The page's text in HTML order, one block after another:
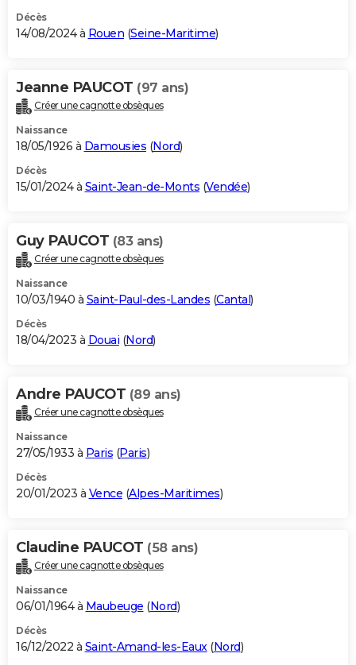
Décès
14/08/2024 à Rouen (Seine-Maritime)
Jeanne PAUCOT (97 ans)
Créer une cagnotte obsèques
Naissance
18/05/1926 à Damousies (Nord)
Décès
15/01/2024 à Saint-Jean-de-Monts (Vendée)
Guy PAUCOT (83 ans)
Créer une cagnotte obsèques
Naissance
10/03/1940 à Saint-Paul-des-Landes (Cantal)
Décès
18/04/2023 à Douai (Nord)
Andre PAUCOT (89 ans)
Créer une cagnotte obsèques
Naissance
27/05/1933 à Paris (Paris)
Décès
20/01/2023 à Vence (Alpes-Maritimes)
Claudine PAUCOT (58 ans)
Créer une cagnotte obsèques
Naissance
06/01/1964 à Maubeuge (Nord)
Décès
16/12/2022 à Saint-Amand-les-Eaux(Nord)